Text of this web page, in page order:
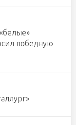
победную